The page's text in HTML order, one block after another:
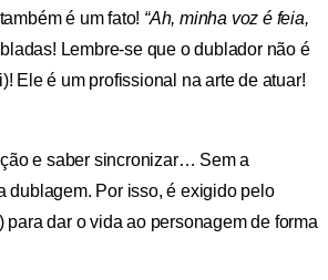
é um fato! “Ah, minha voz é feia,
Lembre-se que o dublador não é
Ele é um profissional na arte de atuar!
e saber sincronizar… Sem a
dublagem. Por isso, é exigido pelo
dar o vida ao personagem de forma